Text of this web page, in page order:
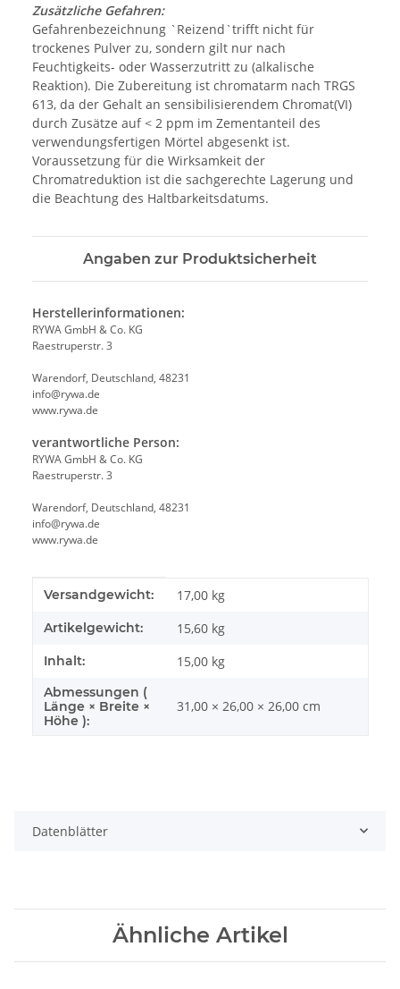
Zusätzliche Gefahren:
Gefahrenbezeichnung `Reizend`trifft nicht für
trockenes Pulver zu, sondern gilt nur nach
Feuchtigkeits- oder Wasserzutritt zu (alkalische
Reaktion). Die Zubereitung ist chromatarm nach TRGS
613, da der Gehalt an sensibilisierendem Chromat(VI)
durch Zusätze auf < 2 ppm im Zementanteil des
verwendungsfertigen Mörtel abgesenkt ist.
Voraussetzung für die Wirksamkeit der
Chromatreduktion ist die sachgerechte Lagerung und
die Beachtung des Haltbarkeitsdatums.
Angaben zur Produktsicherheit
Herstellerinformationen:
RYWA GmbH & Co. KG
Raestruperstr. 3
Warendorf, Deutschland, 48231
info@rywa.de
www.rywa.de
verantwortliche Person:
RYWA GmbH & Co. KG
Raestruperstr. 3
Warendorf, Deutschland, 48231
info@rywa.de
www.rywa.de
Produkteigenschaft
Wert
Versandgewicht: 17,00 kg
Artikelgewicht: 15,60 kg
Inhalt: 15,00 kg
Abmessungen (
Länge × Breite ×
Höhe ):
31,00 × 26,00 × 26,00 cm
Datenblätter
Ähnliche Artikel